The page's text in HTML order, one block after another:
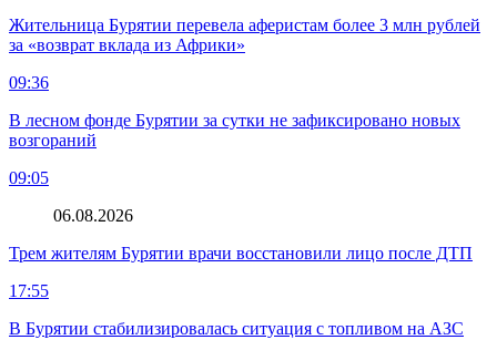
Жительница Бурятии перевела аферистам более 3 млн рублей
за «возврат вклада из Африки»
09:36
В лесном фонде Бурятии за сутки не зафиксировано новых
возгораний
09:05
06.08.2026
Трем жителям Бурятии врачи восстановили лицо после ДТП
17:55
В Бурятии стабилизировалась ситуация с топливом на АЗС